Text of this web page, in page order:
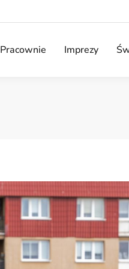
Pracownie Imprezy